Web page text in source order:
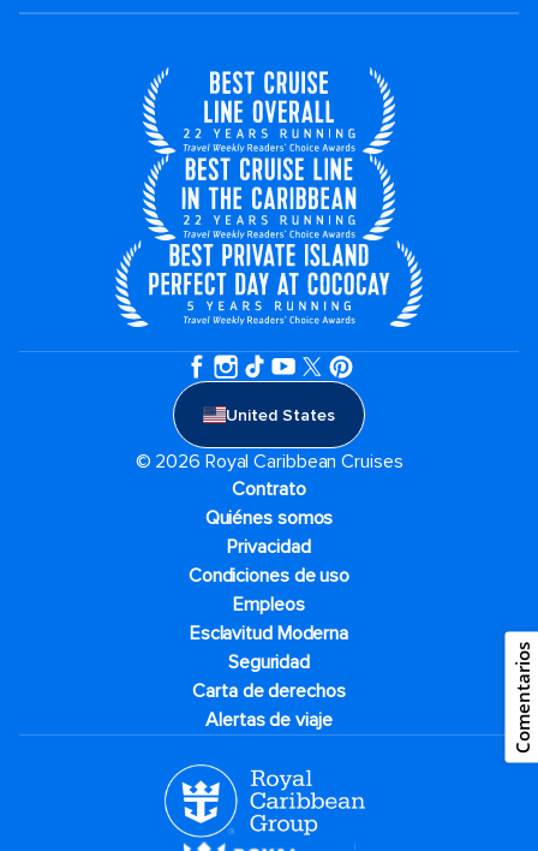
United States
© 2026 Royal Caribbean Cruises
Contrato
Quiénes somos
Privacidad
Condiciones de uso
Empleos
Esclavitud Moderna
Seguridad
Carta de derechos
Alertas de viaje
Comentarios